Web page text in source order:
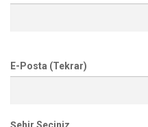
E-Posta (Tekrar)
Şehir Seçiniz